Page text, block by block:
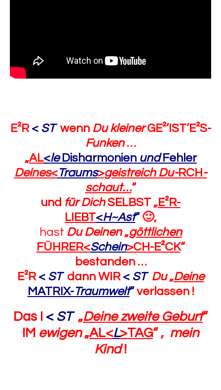
E²R < ST wenn Du kleinerGE²’IST’E²S-
Funken …
„AL<le Disharmonien undFehler
Deines<Traums>geistreich Du-RCH -
schaut…“
und für DichSELBST „E²R-
LIEBT<H~Ast“ 🙂,
hast Du Deinen„göttlichen
FÜHRER<Schein>CH-E²CK“
bestanden …
E²R < ST dann WIR < ST Du„Deine
MATRIX-Traumwelt“ verlassen !
Das I < ST „Deine zweite Geburt“
IM ewigen„AL<L>TAG“ , mein
Kind!